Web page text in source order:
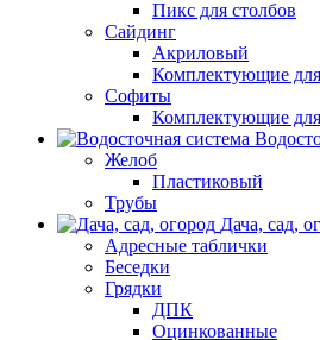
Пикс для столбов
Сайдинг
Акриловый
Комплектующие
Софиты
Комплектующие
Желоб
Пластиковый
Трубы
Дача, сад,
Адресные таблички
Беседки
Грядки
ДПК
Оцинкованные